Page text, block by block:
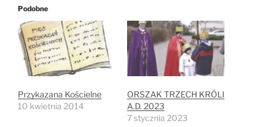
Podobne
Przykazana Kościelne
10 kwietnia 2014
ORSZAK TRZECH KRÓLI
A.D. 2023
7 stycznia 2023